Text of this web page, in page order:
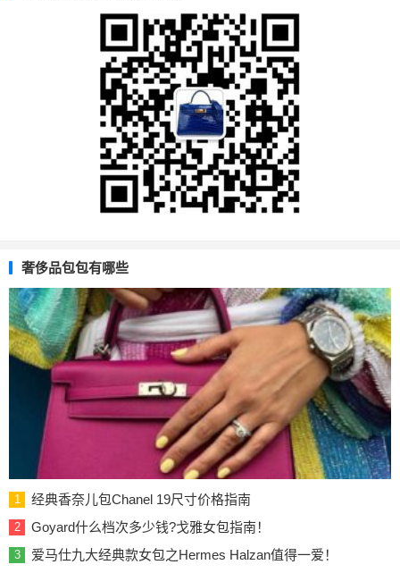
奢侈品包包有哪些
1 经典香奈儿包Chanel 19尺寸价格指南
2 Goyard什么档次多少钱?戈雅女包指南！
3 爱马仕九大经典款女包之Hermes Halzan值得一爱！